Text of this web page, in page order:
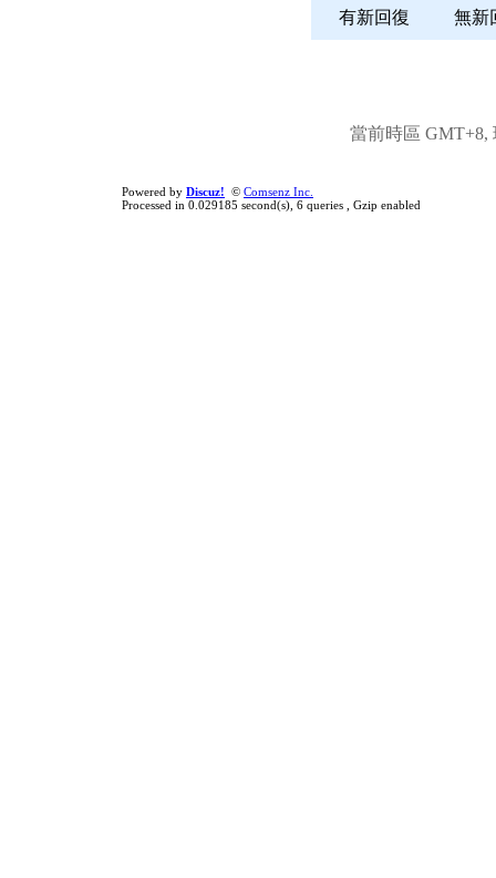
有新回復 無
當前時區 GMT+8,
Powered by Discuz! © Comsenz Inc.
Processed in 0.029185 second(s), 6 queries , Gzip enabled